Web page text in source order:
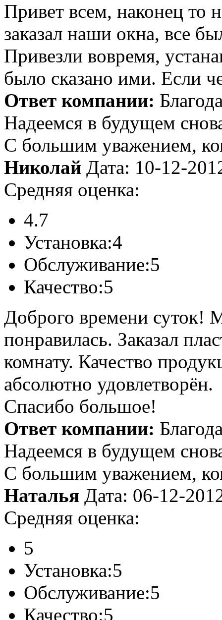
Привет всем, наконец
заказал наши окна, все
Привезли вовремя,
было сказано ими. Если
Ответ компании:
Надеемся в будущем
С большим уважением,
Николай Дата: 10-12-
Средняя оценка:
4.7
Установка:4
Обслуживание:5
Качество:5
Доброго времени суток!
понравилась. Заказал
комнату. Качество
абсолютно удовлетворён.
Спасибо большое!
Ответ компании:
Надеемся в будущем
С большим уважением,
Наталья Дата: 06-12-
Средняя оценка:
5
Установка:5
Обслуживание:5
Качество:5